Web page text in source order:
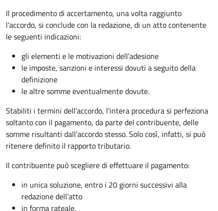
Il procedimento di accertamento, una volta raggiunto
l'accordo, si conclude con la redazione, di un atto contenente
le seguenti indicazioni:
gli elementi e le motivazioni dell’adesione
le imposte, sanzioni e interessi dovuti a seguito della
definizione
le altre somme eventualmente dovute.
Stabiliti i termini dell'accordo, l'intera procedura si perfeziona
soltanto con il pagamento, da parte del contribuente, delle
somme risultanti dall’accordo stesso. Solo così, infatti, si può
ritenere definito il rapporto tributario.
Il contribuente può scegliere di effettuare il pagamento:
in unica soluzione, entro i 20 giorni successivi alla
redazione dell’atto
in forma rateale.